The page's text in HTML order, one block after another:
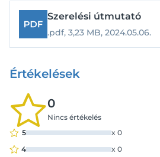
Szerelési útmutató
.pdf, 3,23 MB, 2024.05.06.
Értékelések
0
Nincs értékelés
5
x 0
4
x 0